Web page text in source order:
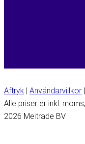
Aftryk | Användarvillkor |
Alle priser er inkl.
2026 Meitrade BV